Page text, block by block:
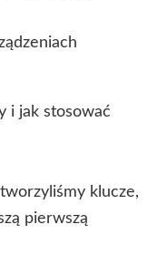
i jak stosować
klucze,
pierwszą